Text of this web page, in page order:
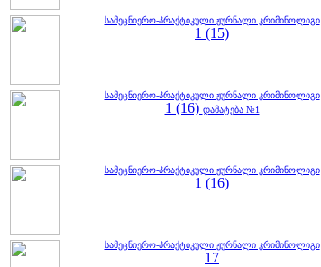
სამეცნიერო-პრაქტიკული ჟურნალი კრიმინოლიგი
1 (15)
სამეცნიერო-პრაქტიკული ჟურნალი კრიმინოლიგი
1 (16) დამატება №1
სამეცნიერო-პრაქტიკული ჟურნალი კრიმინოლიგი
1 (16)
სამეცნიერო-პრაქტიკული ჟურნალი კრიმინოლიგი
17